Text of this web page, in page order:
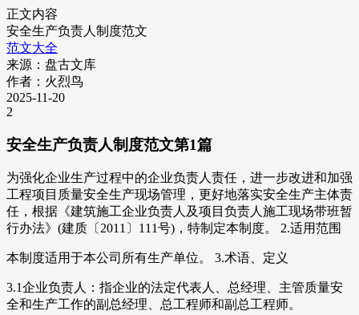
正文内容
安全生产负责人制度范文
范文大全
来源：盘古文库
作者：火烈鸟
2025-11-20
2
安全生产负责人制度范文第1篇
为强化企业生产过程中的企业负责人责任，进一步改进和加强
工程项目质量安全生产现场管理，更好地落实安全生产主体责
任，根据《建筑施工企业负责人及项目负责人施工现场带班暂
行办法》(建质〔2011〕111号)，特制定本制度。 2.适用范围
本制度适用于本公司所有生产单位。 3.术语、定义
3.1企业负责人：指企业的法定代表人、总经理、主管质量安
全和生产工作的副总经理、总工程师和副总工程师。